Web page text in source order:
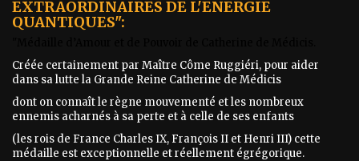
EXTRAORDINAIRES DE L'ENERGIE
QUANTIQUES":
Créée certainement par Maître Côme Ruggiéri, pour aider
dans sa lutte la Grande Reine Catherine de Médicis
dont on connaît le règne mouvementé et les nombreux
ennemis acharnés à sa perte et à celle de ses enfants
(les rois de France Charles IX, François II et Henri III) cette
médaille est exceptionnelle et réellement égrégorique.